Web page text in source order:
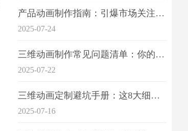
产品动画制作指南：引爆市场关注的视觉引擎
2025-07-24
三维动画制作常见问题清单：你的项目是否踩中这6大技术雷区？
2025-07-22
三维动画定制避坑手册：这8大细节重点关注
2025-07-16